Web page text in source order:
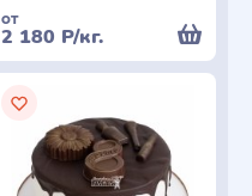
от
2 180 Р/кг.